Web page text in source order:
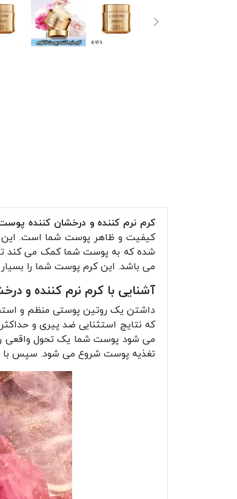
کرم نرم کننده و درخشان کننده
کیفیت و ظاهر پوست شما است. این
می باشد. این کرم پوست شما را
آشنایی با کرم نرم کننده و
داشتن یک روتین پوستی منظم و
که نتایج استثنایی ضد پیری و
می شود پوست شما یک تحول واقعی را
تغذیه پوست شروع می شود. سپس با